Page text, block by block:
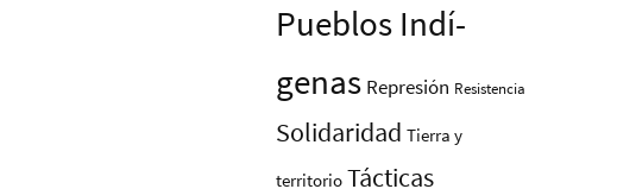
Pueblos Indí­
genas Represión Resistencia
Solidaridad Tierra y
territorio Tácticas